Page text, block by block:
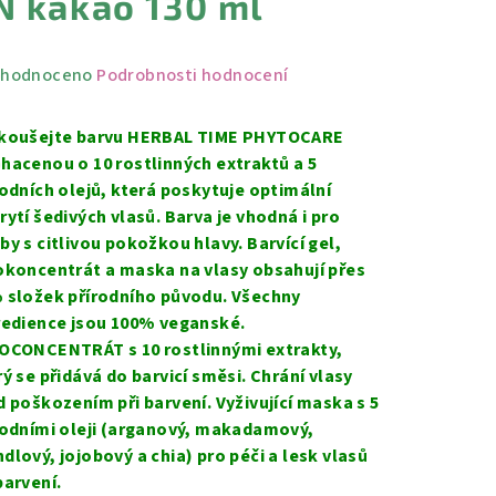
Podrobnosti hodnocení
barvu HERBAL TIME PHYTOCARE
o 10 rostlinných extraktů a 5
olejů, která poskytuje optimální
šedivých vlasů. Barva je vhodná i pro
s citlivou pokožkou hlavy. Barvící gel,
a maska na vlasy obsahují přes
složek přírodního původu. Všechny
jsou 100% veganské.
s 10 rostlinnými extrakty,
se přidává do barvicí směsi. Chrání vlasy
poškozením při barvení. Vyživující maska s 5
oleji (arganový, makadamový,
jojobový a chia) pro péči a lesk vlasů